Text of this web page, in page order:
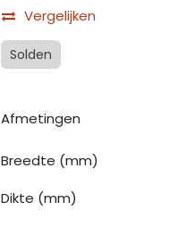
Vergelijken
Solden
Afmetingen
Breedte (mm)
Dikte (mm)